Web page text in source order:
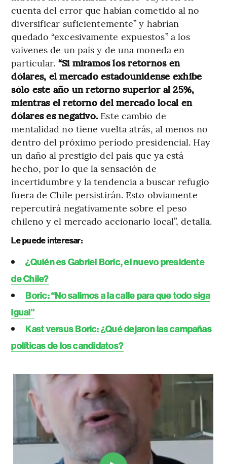
cuenta del error que habían cometido al no
diversificar suficientemente” y habrían
quedado “excesivamente expuestos” a los
vaivenes de un país y de una moneda en
particular. “Si miramos los retornos en
dólares, el mercado estadounidense exhibe
sólo este año un retorno superior al 25%,
mientras el retorno del mercado local en
dólares es negativo. Este cambio de
mentalidad no tiene vuelta atrás, al menos no
dentro del próximo período presidencial. Hay
un daño al prestigio del país que ya está
hecho, por lo que la sensación de
incertidumbre y la tendencia a buscar refugio
fuera de Chile persistirán. Esto obviamente
repercutirá negativamente sobre el peso
chileno y el mercado accionario local”, detalla.
Le puede interesar:
¿Quién es Gabriel Boric, el nuevo presidente
de Chile?
Boric: “No salimos a la calle para que todo siga
igual”
Kast versus Boric: ¿Qué dejaron las campañas
políticas de los candidatos?